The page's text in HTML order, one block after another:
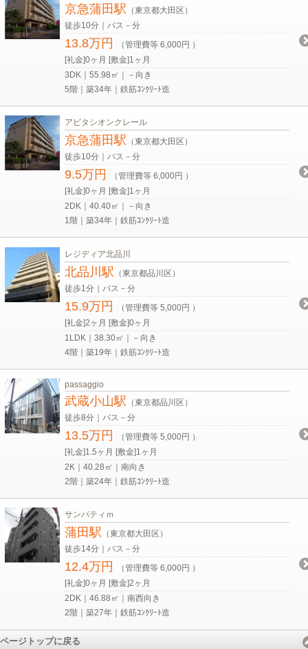
京急蒲田駅
（東京都大田区）
徒歩10分｜バス－分
13.8万円
（管理費等 6,000円 ）
[礼金]0ヶ月 [敷金]1ヶ月
3DK｜55.98㎡｜－向き
5階｜築34年｜鉄筋ｺﾝｸﾘｰﾄ造
アビタシオンクレール
京急蒲田駅 （東京都大田区）
徒歩10分｜バス－分
9.5万円
（管理費等 6,000円 ）
[礼金]0ヶ月 [敷金]1ヶ月
2DK｜40.40㎡｜－向き
1階｜築34年｜鉄筋ｺﾝｸﾘｰﾄ造
レジディア北品川
北品川駅
（東京都品川区）
徒歩1分｜バス－分
15.9万円
（管理費等 5,000円 ）
[礼金]2ヶ月 [敷金]0ヶ月
1LDK｜38.30㎡｜－向き
4階｜築19年｜鉄筋ｺﾝｸﾘｰﾄ造
passaggio
武蔵小山駅 （東京都品川区）
徒歩8分｜バス－分
13.5万円
（管理費等 5,000円 ）
[礼金]1.5ヶ月 [敷金]1ヶ月
2K｜40.28㎡｜南向き
2階｜築24年｜鉄筋ｺﾝｸﾘｰﾄ造
サンパティｍ
蒲田駅 （東京都大田区）
徒歩14分｜バス－分
12.4万円
（管理費等 6,000円 ）
[礼金]0ヶ月 [敷金]2ヶ月
2DK｜46.88㎡｜南西向き
2階｜築27年｜鉄筋ｺﾝｸﾘｰﾄ造
ページトップに戻る